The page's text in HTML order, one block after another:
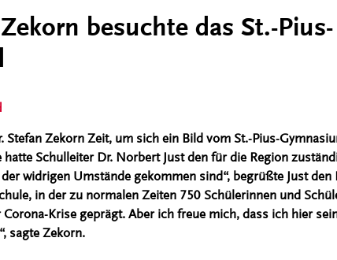
besuchte das St.-Pius-
Zekorn Zeit, um sich ein Bild vom St.-Pius-
Schulleiter Dr. Norbert Just den für die Region
widrigen Umstände gekommen sind“, begrüßte Just den
in der zu normalen Zeiten 750 Schülerinnen und
Krise geprägt. Aber ich freue mich, dass ich hier
sagte Zekorn.